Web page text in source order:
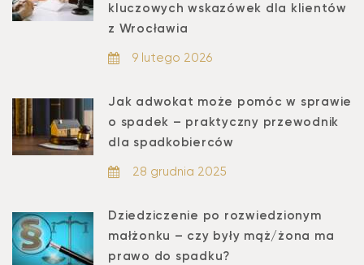
kluczowych wskazówek dla klientów
z Wrocławia
9 lutego 2026
Jak adwokat może pomóc w sprawie
o spadek – praktyczny przewodnik
dla spadkobierców
28 grudnia 2025
Dziedziczenie po rozwiedzionym
małżonku – czy były mąż/żona ma
prawo do spadku?